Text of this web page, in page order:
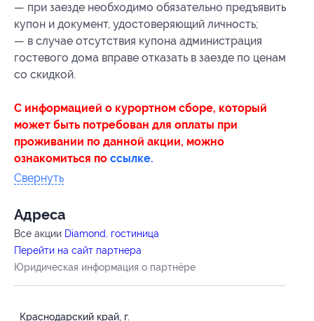
— при заезде необходимо обязательно предъявить
купон и документ, удостоверяющий личность;
— в случае отсутствия купона администрация
гостевого дома вправе отказать в заезде по ценам
со скидкой.
С информацией о курортном сборе, который
может быть потребован для оплаты при
проживании по данной акции, можно
ознакомиться по ссылке.
Свернуть
Адресa
Все акции Diamond, гостиница
Перейти на сайт партнера
Юридическая информация о партнёре
Краснодарский край, г.